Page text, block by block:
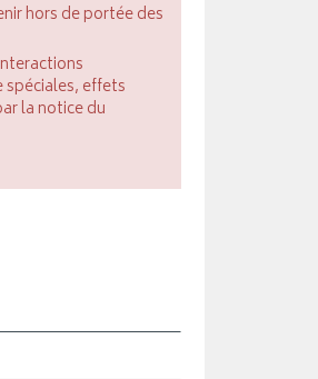
hors de portée des
effets
la notice du